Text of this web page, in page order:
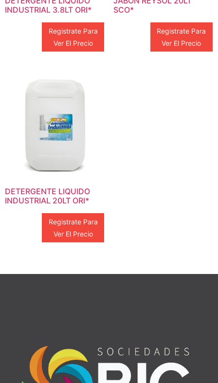
INDUSTRIAL 3.8LT ORI*
Registrate Para
Ver El Precio
SCO*
Registrate Para
Ver El Precio
DETERGENTE LIQUIDO
INDUSTRIAL 20LT ORI*
Registrate Para
Ver El Precio